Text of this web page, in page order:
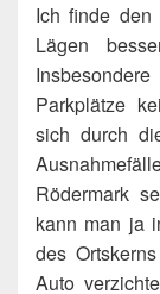
Ich finde den
Lägen
Parkplätze
sich durch
Rödermark
kann man ja
des
Auto